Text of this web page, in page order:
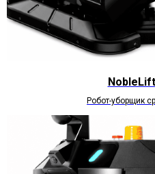
Робот-уборщик